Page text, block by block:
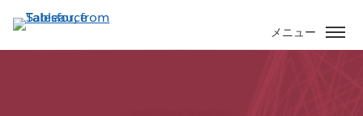
イ
ン
メニュー